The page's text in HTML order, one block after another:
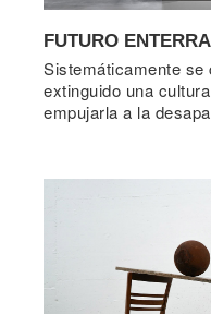
FUTURO
Sistemáticamente se
extinguido una
empujarla a la